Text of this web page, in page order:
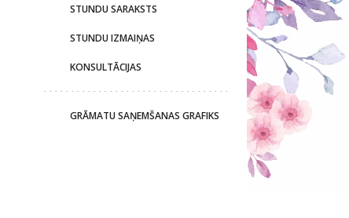
STUNDU SARAKSTS
STUNDU IZMAIŅAS
KONSULTĀCIJAS
GRĀMATU SAŅEMŠANAS GRAFIKS